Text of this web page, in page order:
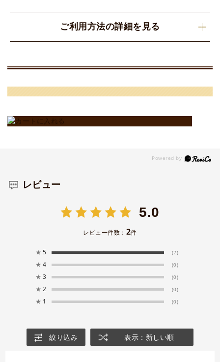
ご利用方法の詳細を見る
レビュー
5.0
レビュー件数： 2件
★ 5 (2)
★ 4 (0)
★ 3 (0)
★ 2 (0)
★ 1 (0)
絞り込み 表示：新しい順